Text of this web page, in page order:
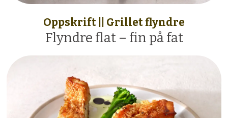
Oppskrift || Grillet flyndre
Flyndre flat – fin på fat